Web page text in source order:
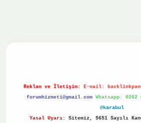
Reklam ve İletişim: E-mail:
forumhizmeti@gmail.com Whatsapp: 0262
@karabul
Yasal Uyarı:
Sitemiz, 5651 Sayılı